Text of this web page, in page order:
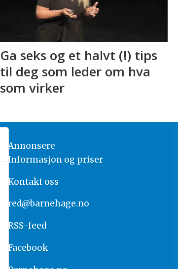
Ga seks og et halvt (!) tips
til deg som leder om hva
som virker
Annonsere
Informasjon og priser
Kontakt oss
red@barnehage.no
RSS-feed
Facebook